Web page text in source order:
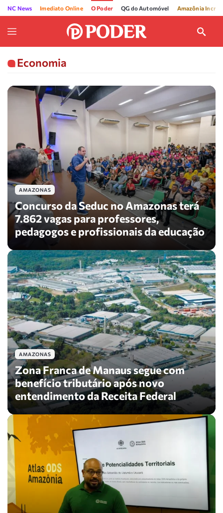
NC News Imediato Online O Poder QG do Automóvel Amazônia
Economia
AMAZONAS
Concurso da Seduc no Amazonas terá
7.862 vagas para professores,
pedagogos e profissionais da educação
AMAZONAS
Zona Franca de Manaus segue com
benefício tributário após novo
entendimento da Receita Federal